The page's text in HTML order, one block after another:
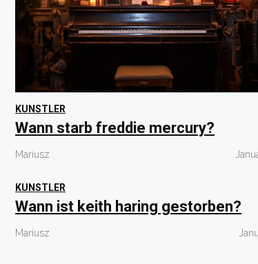
KUNSTLER
Wann starb freddie mercury?
Mariusz
KUNSTLER
Wann ist keith haring gestorben?
Mariusz